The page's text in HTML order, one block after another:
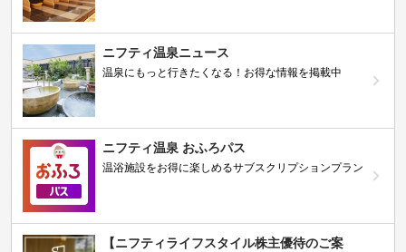
ニフティ温泉ニュース
温泉にもっと行きたくなる！お得な情報を掲載中
ニフティ温泉 おふろパス
温浴施設をお得に楽しめるサブスクリプションプラン
【ニフティライフスタイル株主優待のご案